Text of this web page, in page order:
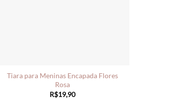
Tiara para Meninas Encapada Flores
Rosa
R$19,90